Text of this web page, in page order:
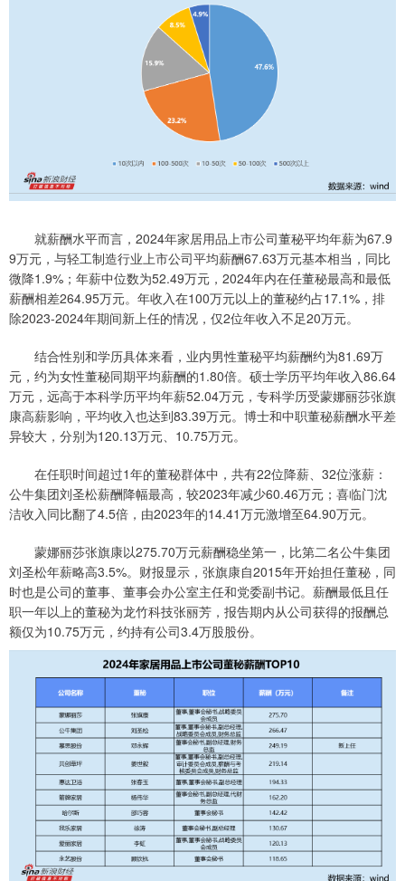
就薪酬水平而言，2024年家居用品上市公司董秘平均年薪为67.9
9万元，与轻工制造行业上市公司平均薪酬67.63万元基本相当，同比
微降1.9%；年薪中位数为52.49万元，2024年内在任董秘最高和最低
薪酬相差264.95万元。年收入在100万元以上的董秘约占17.1%，排
除2023-2024年期间新上任的情况，仅2位年收入不足20万元。
结合性别和学历具体来看，业内男性董秘平均薪酬约为81.69万
元，约为女性董秘同期平均薪酬的1.80倍。硕士学历平均年收入86.64
万元，远高于本科学历平均年薪52.04万元，专科学历受蒙娜丽莎张旗
康高薪影响，平均收入也达到83.39万元。博士和中职董秘薪酬水平差
异较大，分别为120.13万元、10.75万元。
在任职时间超过1年的董秘群体中，共有22位降薪、32位涨薪：
公牛集团刘圣松薪酬降幅最高，较2023年减少60.46万元；喜临门沈
洁收入同比翻了4.5倍，由2023年的14.41万元激增至64.90万元。
蒙娜丽莎张旗康以275.70万元薪酬稳坐第一，比第二名公牛集团
刘圣松年薪略高3.5%。财报显示，张旗康自2015年开始担任董秘，同
时也是公司的董事、董事会办公室主任和党委副书记。薪酬最低且任
职一年以上的董秘为龙竹科技张丽芳，报告期内从公司获得的报酬总
额仅为10.75万元，约持有公司3.4万股股份。